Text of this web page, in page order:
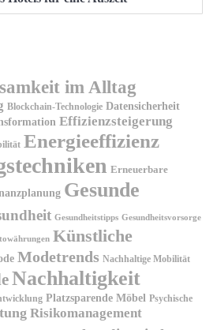
im Alltag
Blockchain-Technologie Datensicherheit
Effizienzsteigerung
Energieeffizienz
Erneuerbare
Gesunde
Gesundheitstipps Gesundheitsvorsorge
Künstliche
Modetrends Nachhaltige Mobilität
Nachhaltigkeit
Platzsparende Möbel Psychische
Risikomanagement